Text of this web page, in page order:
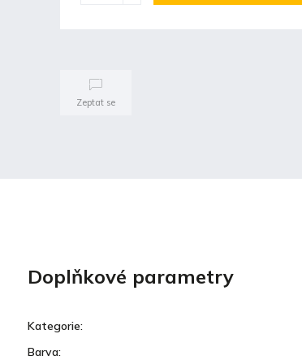
Zeptat se
Doplňkové parametry
Kategorie:
Barva: